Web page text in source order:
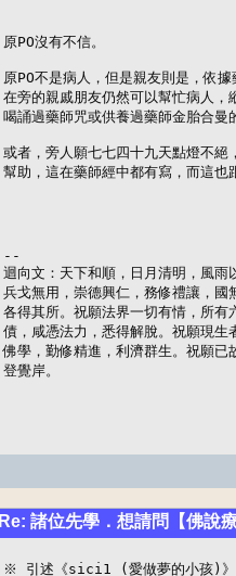
原PO沒有不信。
原PO不是病人，但是親友則是，依
在旁的親戚朋友仍然可以幫忙病人
喝誦過藥師咒或供養過藥師金胎合曼
或者，旁人願七七四十九天點燈不
幫助，這在藥師經中都有寫，而這也
--
迴向文：天下和順，日月清明，風雨
兵戈無用，崇德興仁，務修禮讓，國
各得其所。祝願法界一切有情，所有
債，咸憑法力，悉得解脫。祝願現生
佛學，勤修精進，利濟群生。祝願已
登覺岸。
Re: 諸位先學．想請問【佛說